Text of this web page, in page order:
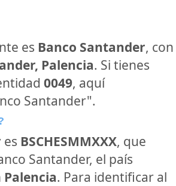
es Banco Santander, con
Palencia. Si tienes
0049, aquí
Santander".
es BSCHESMMXXX, que
Santander, el país
Palencia. Para identificar al